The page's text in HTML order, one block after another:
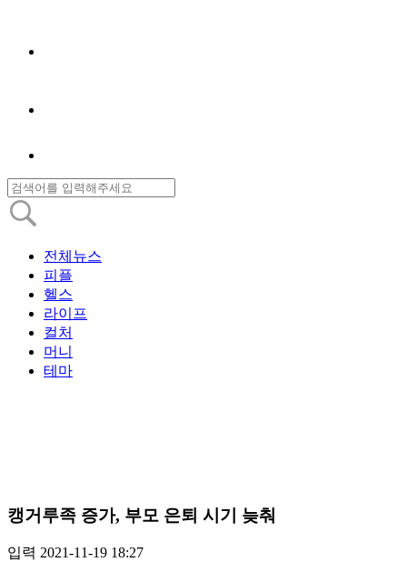
전체뉴스
피플
헬스
라이프
컬처
머니
테마
캥거루족 증가, 부모 은퇴 시기 늦춰
입력 2021-11-19 18:27